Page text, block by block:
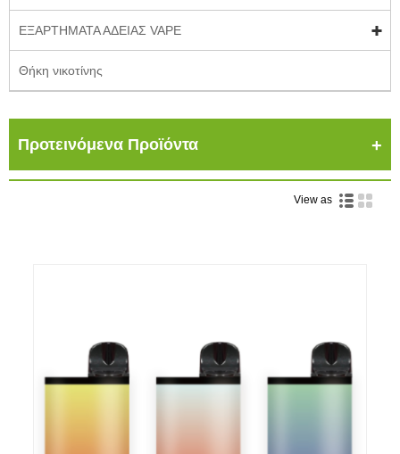
ΕΞΑΡΤΗΜΑΤΑ ΑΔΕΙΑΣ VAPE
Θήκη νικοτίνης
Προτεινόμενα Προϊόντα
View as